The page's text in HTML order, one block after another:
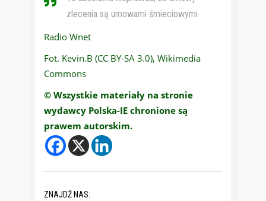
zlecenia są umowami śmieciowymi
Radio Wnet
Fot. Kevin.B (CC BY-SA 3.0), Wikimedia
Commons
© Wszystkie materiały na stronie
wydawcy Polska-IE chronione są
prawem autorskim.
ZNAJDŹ NAS: